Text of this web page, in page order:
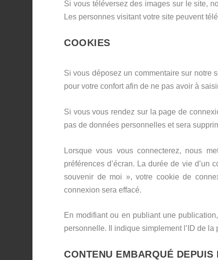
Si vous téléversez des images sur le site,
Les personnes visitant votre site peuvent
COOKIES
Si vous déposez un commentaire sur notre
pour votre confort afin de ne pas avoir à
Si vous vous rendez sur la page de
pas de données personnelles et sera
Lorsque vous vous connecterez, nous
préférences d’écran. La durée de vie d’un
souvenir de moi », votre cookie de
connexion sera effacé.
En modifiant ou en publiant une
personnelle. Il indique simplement l’ID de
CONTENU EMBARQUÉ DEPUIS